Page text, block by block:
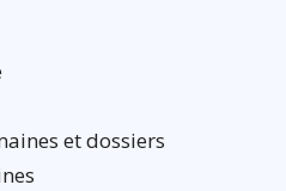
et dossiers